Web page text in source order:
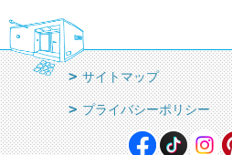
サイトマップ
プライバシーポリシー